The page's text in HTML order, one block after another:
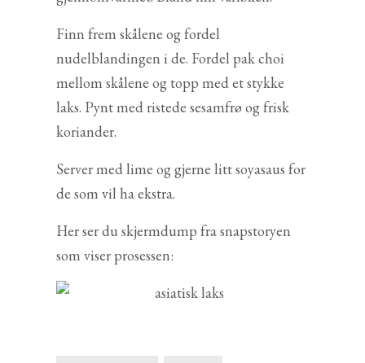
Finn frem skålene og fordel
nudelblandingen i de. Fordel pak choi
mellom skålene og topp med et stykke
laks. Pynt med ristede sesamfrø og frisk
koriander.
Server med lime og gjerne litt soyasaus for
de som vil ha ekstra.
Her ser du skjermdump fra snapstoryen
som viser prosessen: